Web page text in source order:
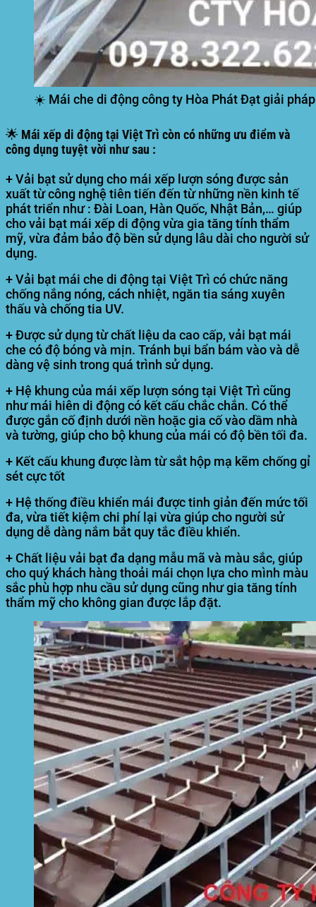
☀️ Mái che di động công ty Hòa Phát Đạt giải
🌟 Mái xếp di động tại Việt Trì còn có những ưu điểm và
công dụng tuyệt vời như sau :
+ Vải bạt sử dụng cho mái xếp lượn sóng được sản
xuất từ công nghệ tiên tiến đến từ những nền kinh tế
phát triển như : Đài Loan, Hàn Quốc, Nhật Bản,… giúp
cho vải bạt mái xếp di động vừa gia tăng tính thẩm
mỹ, vừa đảm bảo độ bền sử dụng lâu dài cho người sử
dụng.
+ Vải bạt mái che di động tại Việt Trì có chức năng
chống nắng nóng, cách nhiệt, ngăn tia sáng xuyên
thấu và chống tia UV.
+ Được sử dụng từ chất liệu da cao cấp, vải bạt mái
che có độ bóng và mịn. Tránh bụi bẩn bám vào và dễ
dàng vệ sinh trong quá trình sử dụng.
+ Hệ khung của mái xếp lượn sóng tại Việt Trì cũng
như mái hiên di động có kết cấu chắc chắn. Có thể
được gắn cố định dưới nền hoặc gia cố vào dầm nhà
và tường, giúp cho bộ khung của mái có độ bền tối đa.
+ Kết cấu khung được làm từ sắt hộp mạ kẽm chống gỉ
sét cực tốt
+ Hệ thống điều khiển mái được tinh giản đến mức tối
đa, vừa tiết kiệm chi phí lại vừa giúp cho người sử
dụng dễ dàng nắm bắt quy tắc điều khiển.
+ Chất liệu vải bạt đa dạng mẫu mã và màu sắc, giúp
cho quý khách hàng thoải mái chọn lựa cho mình màu
sắc phù hợp nhu cầu sử dụng cũng như gia tăng tính
thẩm mỹ cho không gian được lắp đặt.